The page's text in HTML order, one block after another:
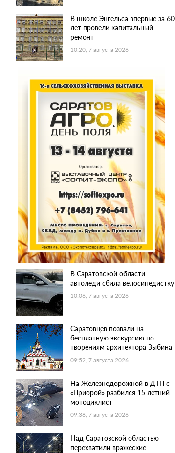
В школе Энгельса впервые за 60
лет провели капитальный
ремонт
10:20, 7 августа 2026
В Саратовской области
автоледи сбила велосипедистку
10:06, 7 августа 2026
Саратовцев позвали на
бесплатную экскурсию по
творениям архитектора Зыбина
09:52, 7 августа 2026
На Железнодорожной в ДТП с
«Приорой» разбился 15-летний
мотоциклист
09:38, 7 августа 2026
Над Саратовской областью
перехватили вражеские